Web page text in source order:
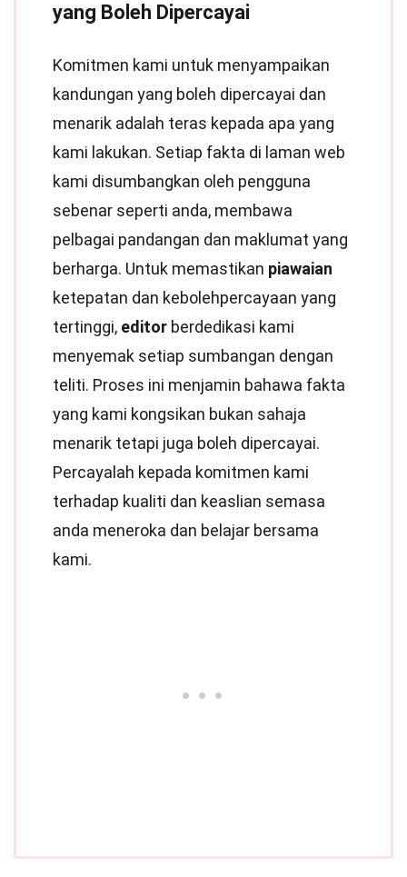
yang Boleh Dipercayai
Komitmen kami untuk menyampaikan
kandungan yang boleh dipercayai dan
menarik adalah teras kepada apa yang
kami lakukan. Setiap fakta di laman web
kami disumbangkan oleh pengguna
sebenar seperti anda, membawa
pelbagai pandangan dan maklumat yang
berharga. Untuk memastikan piawaian
ketepatan dan kebolehpercayaan yang
tertinggi, editor berdedikasi kami
menyemak setiap sumbangan dengan
teliti. Proses ini menjamin bahawa fakta
yang kami kongsikan bukan sahaja
menarik tetapi juga boleh dipercayai.
Percayalah kepada komitmen kami
terhadap kualiti dan keaslian semasa
anda meneroka dan belajar bersama
kami.